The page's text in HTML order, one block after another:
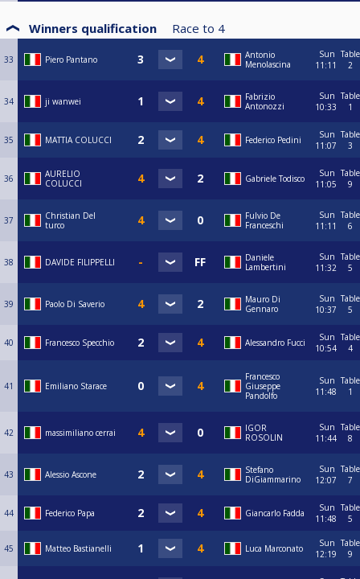
Winners qualification Race to 4
33 Piero Pantano
Antonio
Menolascina
Sun
11:11
Table
2
34 ji wanwei
Fabrizio
Antonozzi
Sun
10:33
Table
1
35 MATTIA COLUCCI Federico Pedini
Sun
11:07
Table
3
36
AURELIO
COLUCCI
Gabriele Todisco
Sun
11:05
Table
9
37
Christian Del
turco
Fulvio De
Franceschi
Sun
11:11
Table
6
38 DAVIDE FILIPPELLI
Daniele
Lambertini
Sun
11:32
Table
5
39 Paolo Di Saverio
Mauro Di
Gennaro
Sun
10:37
Table
5
40 Francesco Specchio Alessandro Fucci
Sun
10:54
Table
4
41 Emiliano Starace
Francesco
Giuseppe
Pandolfo
Sun
11:48
Table
1
42 massimiliano cerrai
IGOR
ROSOLIN
Sun
11:44
Table
8
43 Alessio Ascone
Stefano
DiGiammarino
Sun
12:07
Table
7
44 Federico Papa Giancarlo Fadda
Sun
11:48
Table
5
45 Matteo Bastianelli Luca Marconato
Sun
12:19
Table
9